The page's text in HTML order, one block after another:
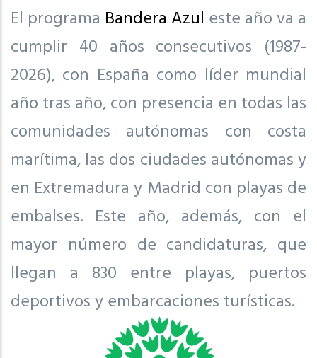
El programa Bandera Azul este año va a
cumplir 40 años consecutivos (1987-
2026), con España como líder mundial
año tras año, con presencia en todas las
comunidades autónomas con costa
marítima, las dos ciudades autónomas y
en Extremadura y Madrid con playas de
embalses. Este año, además, con el
mayor número de candidaturas, que
llegan a 830 entre playas, puertos
deportivos y embarcaciones turísticas.